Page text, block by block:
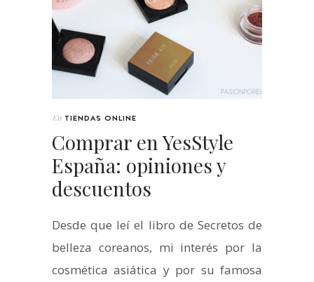
En TIENDAS ONLINE
Comprar en YesStyle
España: opiniones y
descuentos
Desde que leí el libro de Secretos de
belleza coreanos, mi interés por la
cosmética asiática y por su famosa